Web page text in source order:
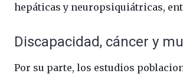
hepáticas y neuropsiquiátricas,
Discapacidad, cáncer y
Por su parte, los estudios